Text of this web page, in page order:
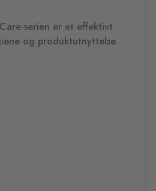
serien er et effektivt
og produktutnyttelse.
moderne linjer som er et
Plastkonstruksjonen er
følge med på produktet og
fylle på. Enheten kan også
enhet, for å forhindre at
at såpe går til spille.
maksimal produktutnyttelse
enkelt å følge med på
som tåler hyppig bruk